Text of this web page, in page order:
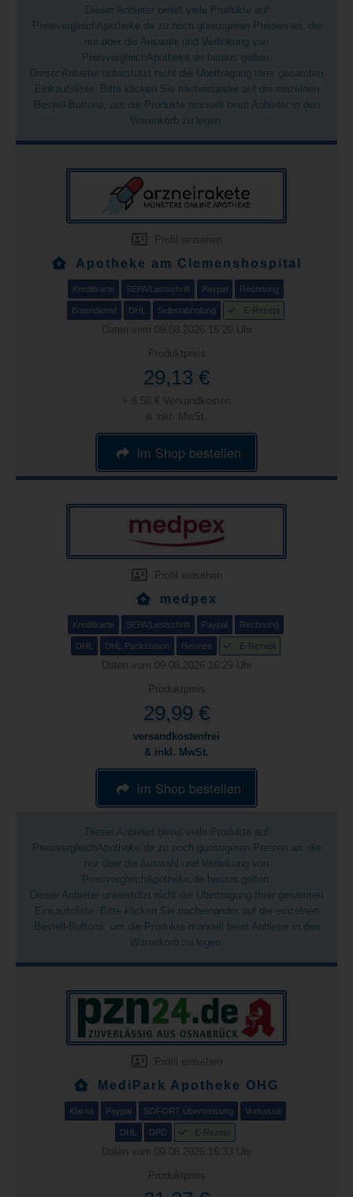
Dieser Anbieter bietet viele Produkte auf
PreisvergleichApotheke.de zu noch günstigeren Preisen an, die
nur über die Auswahl und Verlinkung von
PreisvergleichApotheke.de heraus gelten.
Dieser Anbieter unterstützt nicht die Übertragung Ihrer gesamten
Einkaufsliste. Bitte klicken Sie nacheinander auf die einzelnen
Bestell-Buttons, um die Produkte manuell beim Anbieter in den
Warenkorb zu legen.
Profil einsehen
Apotheke am Clemenshospital
Kreditkarte SEPA/Lastschrift Paypal Rechnung
Botendienst DHL Selbstabholung E-Rezept
Daten vom 09.08.2026 16:29 Uhr
Produktpreis
29,13 €
+ 6,50 € Versandkosten
& inkl. MwSt.
im Shop bestellen
Profil einsehen
medpex
Kreditkarte SEPA/Lastschrift Paypal Rechnung
DHL DHL Packstation Hermes E-Rezept
Daten vom 09.08.2026 16:29 Uhr
Produktpreis
29,99 €
versandkostenfrei
& inkl. MwSt.
im Shop bestellen
Dieser Anbieter bietet viele Produkte auf
PreisvergleichApotheke.de zu noch günstigeren Preisen an, die
nur über die Auswahl und Verlinkung von
PreisvergleichApotheke.de heraus gelten.
Dieser Anbieter unterstützt nicht die Übertragung Ihrer gesamten
Einkaufsliste. Bitte klicken Sie nacheinander auf die einzelnen
Bestell-Buttons, um die Produkte manuell beim Anbieter in den
Warenkorb zu legen.
Profil einsehen
MediPark Apotheke OHG
Klarna Paypal SOFORT Überweisung Vorkasse
DHL DPD E-Rezept
Daten vom 09.08.2026 16:33 Uhr
Produktpreis